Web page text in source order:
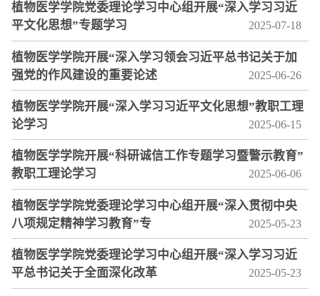
植物医学学院党委理论学习中心组开展“深入学习习近
平文化思想”专题学习
2025-07-18
植物医学学院开展“深入学习领会习近平总书记关于加
强党的作风建设的重要论述
2025-06-26
植物医学学院开展“深入学习习近平文化思想”教职工理
论学习
2025-06-15
植物医学学院开展“科研诚信工作专题学习暨警示教育”
教职工理论学习
2025-06-06
植物医学学院党委理论学习中心组开展“深入贯彻中央
八项规定精神学习教育”专
2025-05-23
植物医学学院党委理论学习中心组开展“深入学习习近
平总书记关于全面深化改革
2025-05-23